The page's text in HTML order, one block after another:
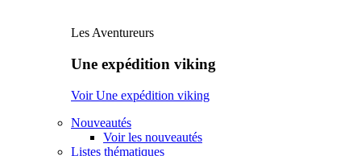
Les Aventureurs
Une expédition viking
Voir Une expédition viking
Nouveautés
Voir les nouveautés
Listes thématiques